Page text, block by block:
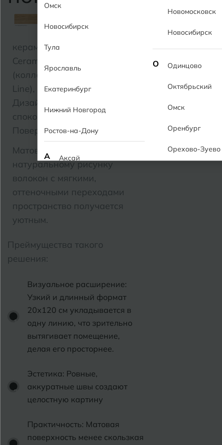
керамогранита от MG
Ceramic “Sofia Cream”
(коллекция из серии Wood
Line), формат 20×120 см
Дизайн:
спокойного оттенка дуба.
Поверхность:
Матовая. Благодаря
натуральному рисунку
волокон с мягкими,
оттеночными переходами
пространство получается
уютным.
Преймущества такого
решения:
Визуальное расширение:
Узкий и длинный формат
20х120 см укладывается в
одну линию, что зрительно
вытягивает помещение,
делая его просторнее.
Эстетика: Ровные,
аккуратные швы создают
целостную картину
Практичность: Матовая
поверхность менее скользкая
Омск
Новосибирск
Тула
Ярославль
Екатеринбург
Нижний Новгород
Ростов-на-Дону
А Аксай
Алушта
Альметьевск
Белгород
Белореченск
Боровичи
Бугульма
Бугуруслан
Новомосковск
Новосибирск
О Одинцово
Октябрьский
Омск
Оренбург
Орехово-Зуево